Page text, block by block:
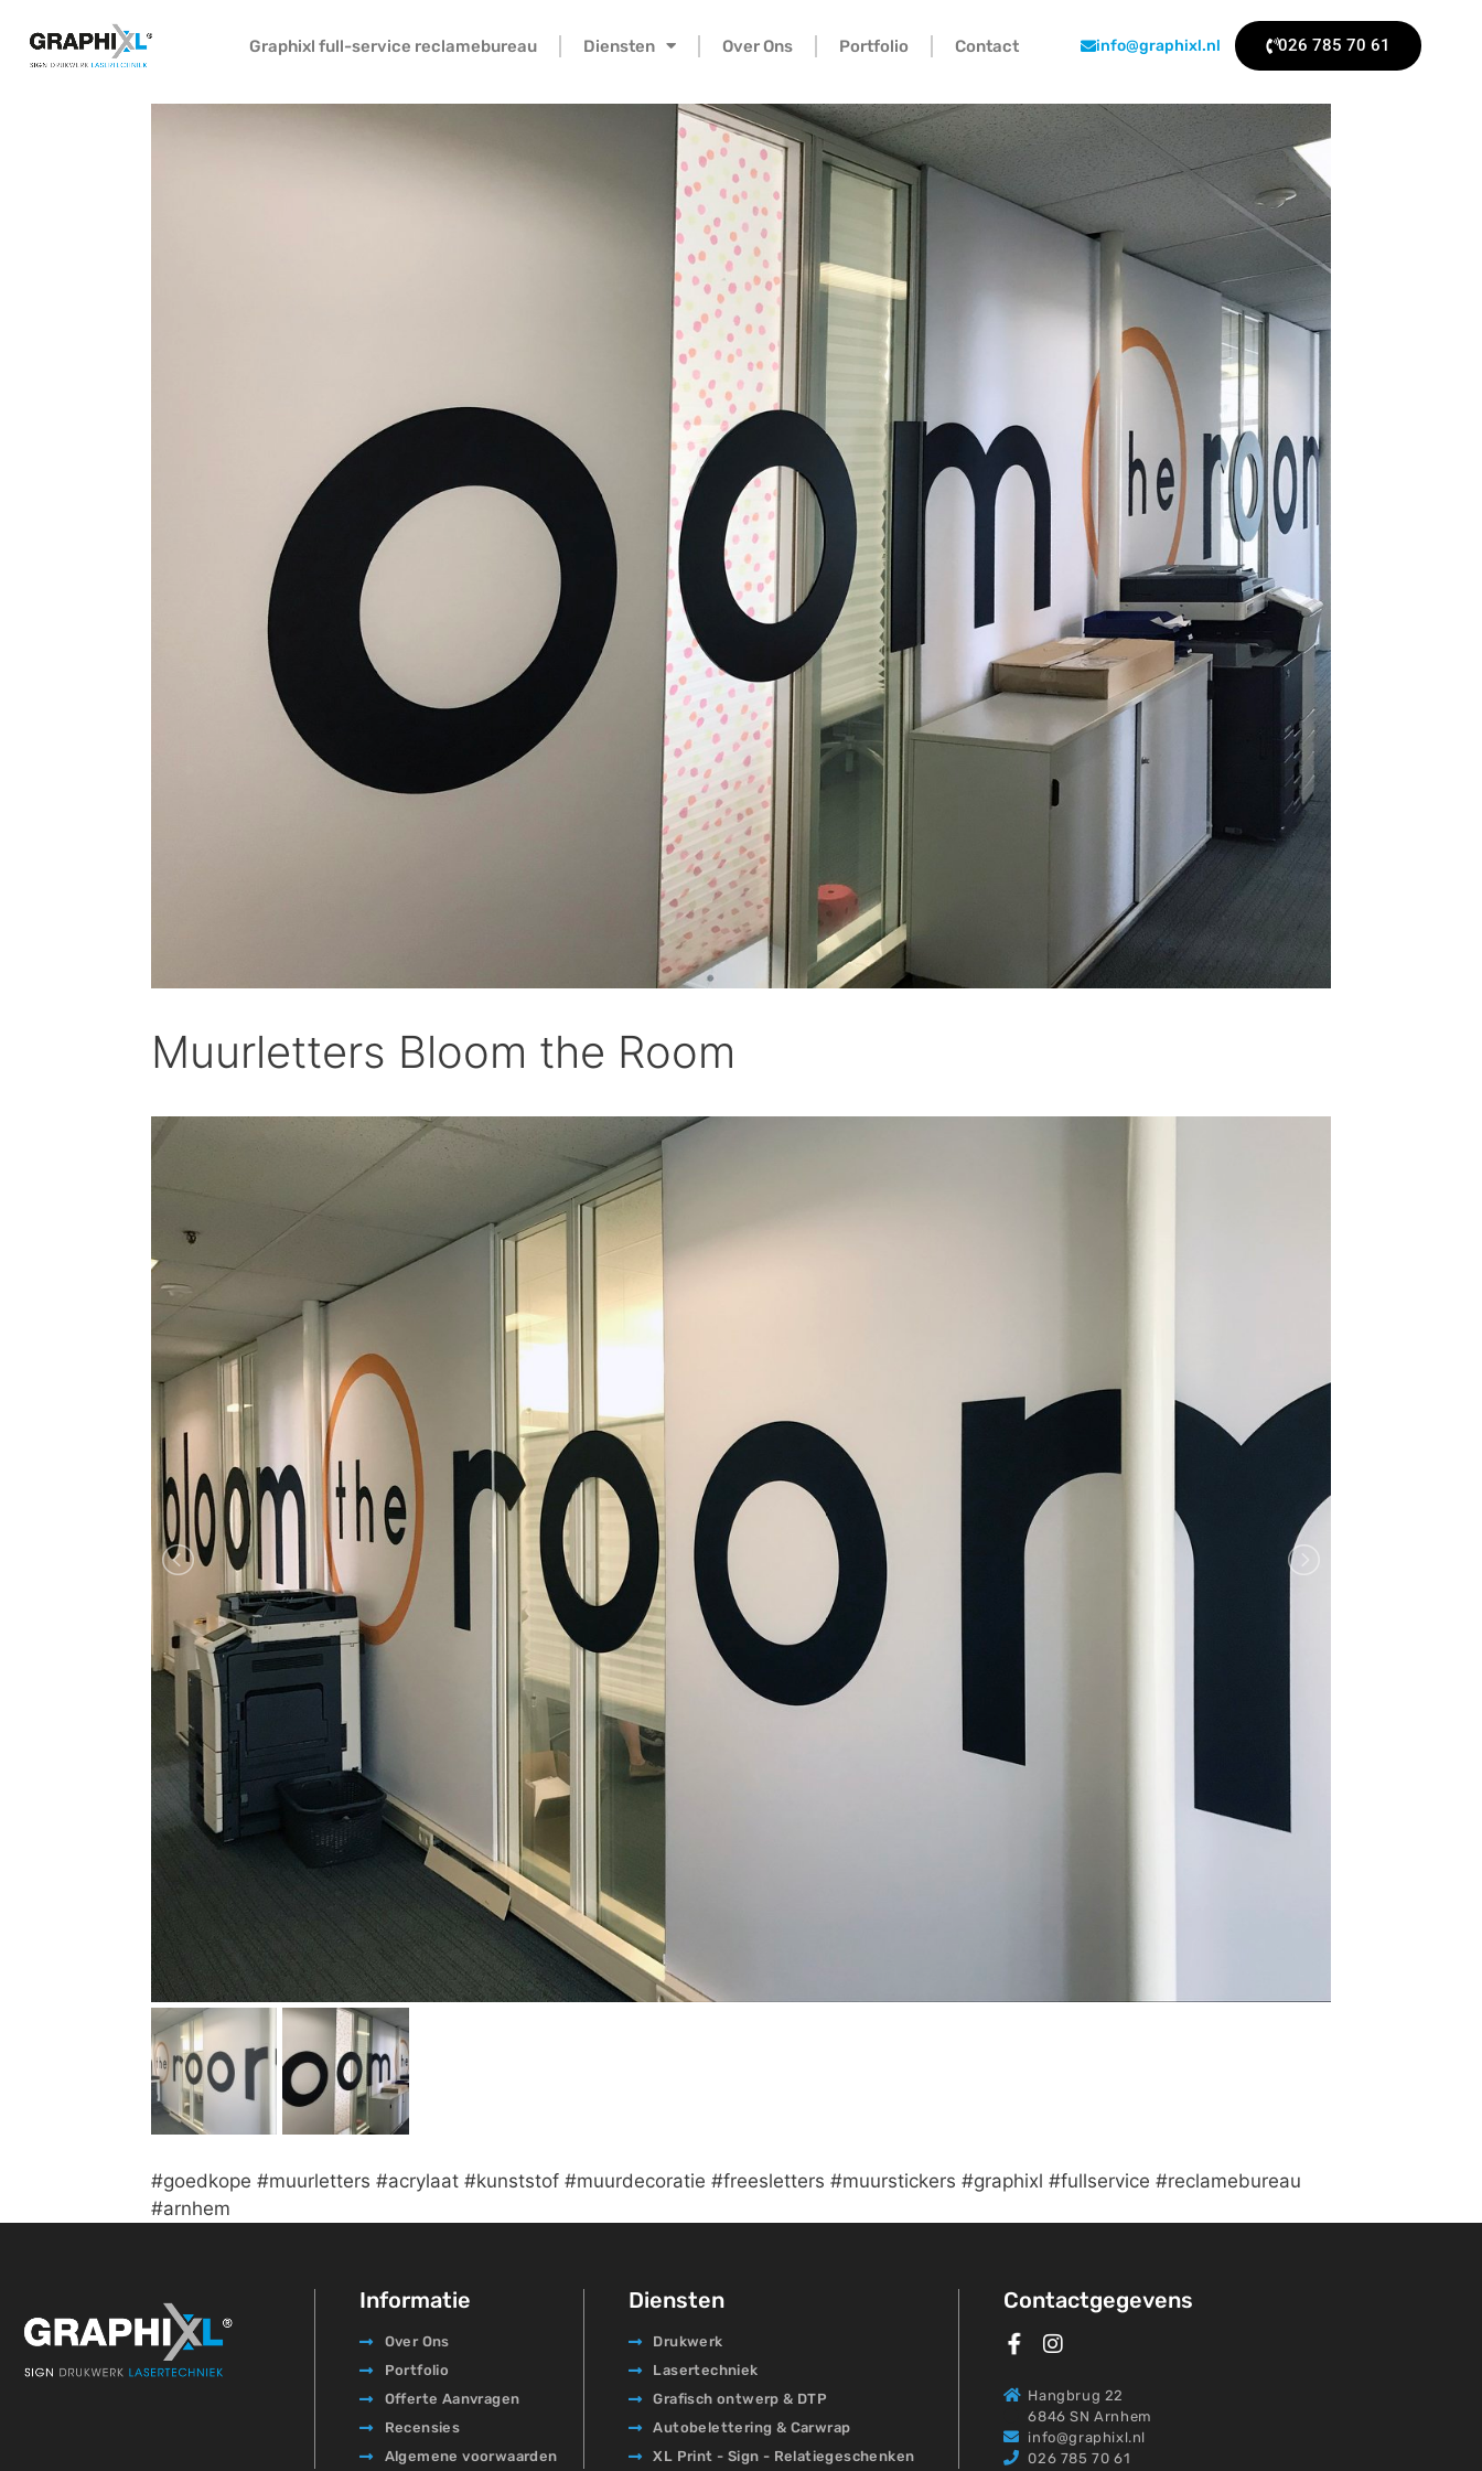
Graphixl full-service reclamebureau Diensten Over Ons Portfolio Contact info@graphixl.nl 026 785 70 61
Muurletters Bloom the Room
#goedkope #muurletters #acrylaat #kunststof #muurdecoratie #freesletters #muurstickers #graphixl #fullservice #reclamebureau
#arnhem
Informatie
Over Ons
Portfolio
Offerte Aanvragen
Recensies
Algemene voorwaarden
Diensten
Drukwerk
Lasertechniek
Grafisch ontwerp & DTP
Autobelettering & Carwrap
XL Print - Sign - Relatiegeschenken
Contactgegevens
Hangbrug 22
6846 SN Arnhem
info@graphixl.nl
026 785 70 61